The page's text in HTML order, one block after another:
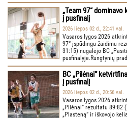
„Team 97“
į pusfinalį
2026 liepos 02 d., 22:41 val.
Vasaros lygos 2026
97“ įspūdingu žaidimu
31:15) nugalėjo BC
pusfinalyje.Rungtynių
BC „Pilėnai“
į pusfinalį
2026 liepos 02 d., 20:56 val.
Vasaros lygos 2026
„Pilėnai“ rezultatu 89:82
„Plasteną“ ir iškovojo